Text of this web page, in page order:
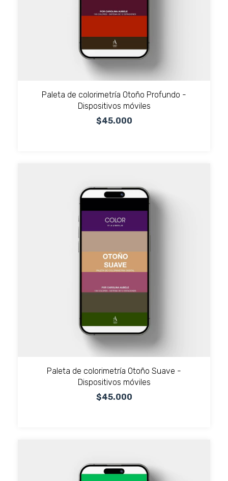
Paleta de colorimetría Otoño Profundo -
Dispositivos móviles
$45.000
Paleta de colorimetría Otoño Suave -
Dispositivos móviles
$45.000